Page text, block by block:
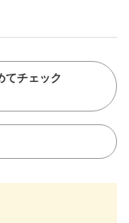
てチェック